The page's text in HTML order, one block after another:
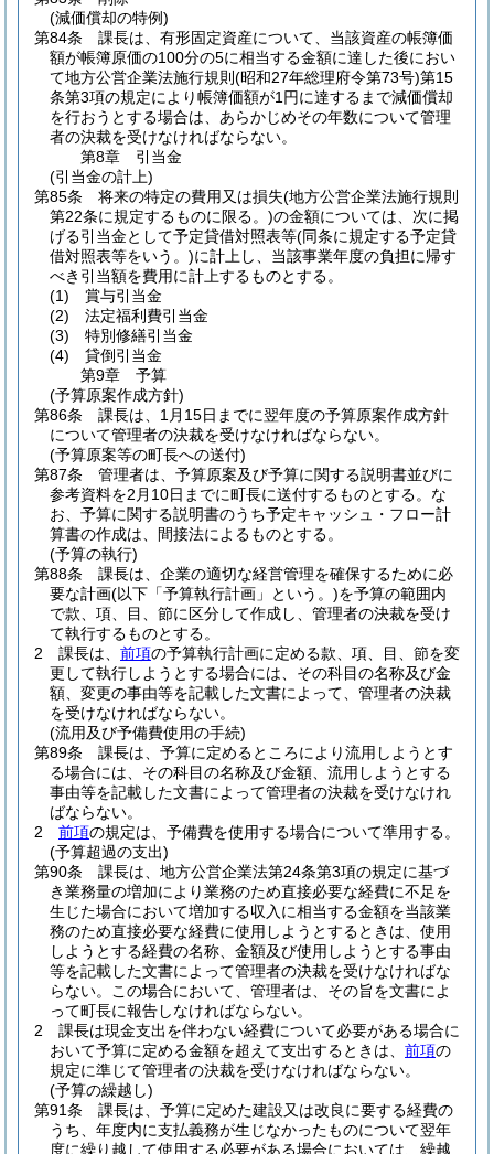
(減価償却の特例)
第84条
課長は、有形固定資産について、当該資産の帳簿価
額が帳簿原価の100分の5に相当する金額に達した後におい
て地方公営企業法施行規則 (昭和27年総理府令第73号)第15
条第3項の規定により帳簿価額が1円に達するまで減価償却
を行おうとする場合は、あらかじめその年数について管理
者の決裁を受けなければならない。
第8章
引当金
(引当金の計上)
第85条
将来の特定の費用又は損失(地方公営企業法施行規則
第22条に規定するものに限る。)の金額については、次に掲
げる引当金として予定貸借対照表等(同条に規定する予定貸
借対照表等をいう。)に計上し、当該事業年度の負担に帰す
べき引当額を費用に計上するものとする。
(1)
賞与引当金
(2)
法定福利費引当金
(3)
特別修繕引当金
(4)
貸倒引当金
第9章
予算
(予算原案作成方針)
第86条
課長は、1月15日までに翌年度の予算原案作成方針
について管理者の決裁を受けなければならない。
(予算原案等の町長への送付)
第87条
管理者は、予算原案及び予算に関する説明書並びに
参考資料を2月10日までに町長に送付するものとする。 な
お、予算に関する説明書のうち予定キャッシュ・フロー計
算書の作成は、間接法によるものとする。
(予算の執行)
第88条
課長は、企業の適切な経営管理を確保するために必
要な計画(以下「予算執行計画」という。)を予算の範囲内
で款、項、目、節に区分して作成し、管理者の決裁を受け
て執行するものとする。
2
課長は、 前項の予算執行計画に定める款、項、目、節を変
更して執行しようとする場合には、その科目の名称及び金
額、変更の事由等を記載した文書によって、管理者の決裁
を受けなければならない。
(流用及び予備費使用の手続)
第89条
課長は、予算に定めるところにより流用しようとす
る場合には、その科目の名称及び金額、流用しようとする
事由等を記載した文書によって管理者の決裁を受けなけれ
ばならない。
2
前項の規定は、予備費を使用する場合について準用する。
(予算超過の支出)
第90条
課長は、地方公営企業法第24条第3項の規定に基づ
き業務量の増加により業務のため直接必要な経費に不足を
生じた場合において増加する収入に相当する金額を当該業
務のため直接必要な経費に使用しようとするときは、使用
しようとする経費の名称、金額及び使用しようとする事由
等を記載した文書によって管理者の決裁を受けなければな
らない。
この場合において、管理者は、その旨を文書によ
って町長に報告しなければならない。
2
課長は現金支出を伴わない経費について必要がある場合に
おいて予算に定める金額を超えて支出するときは、 前項の
規定に準じて管理者の決裁を受けなければならない。
(予算の繰越し)
第91条
課長は、予算に定めた建設又は改良に要する経費の
うち、年度内に支払義務が生じなかったものについて翌年
度に繰り越して使用する必要がある場合においては、繰越